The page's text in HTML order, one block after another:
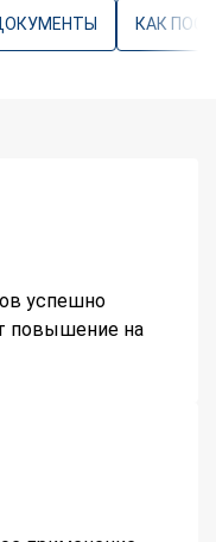
КАК
успешно
повышение на